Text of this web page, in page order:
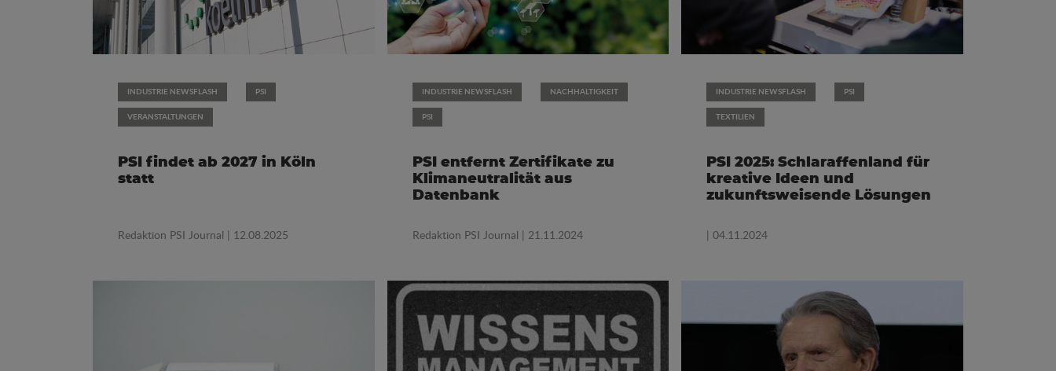
INDUSTRIE NEWSFLASH PSI
VERANSTALTUNGEN
PSI findet ab 2027 in Köln
statt
Redaktion PSI Journal | 12.08.2025
INDUSTRIE NEWSFLASH NACHHALTIGKEIT
PSI
PSI entfernt Zertifikate zu
Klimaneutralität aus
Datenbank
Redaktion PSI Journal | 21.11.2024
INDUSTRIE NEWSFLASH PSI
TEXTILIEN
PSI 2025: Schlaraffenland für
kreative Ideen und
zukunftsweisende Lösungen
| 04.11.2024